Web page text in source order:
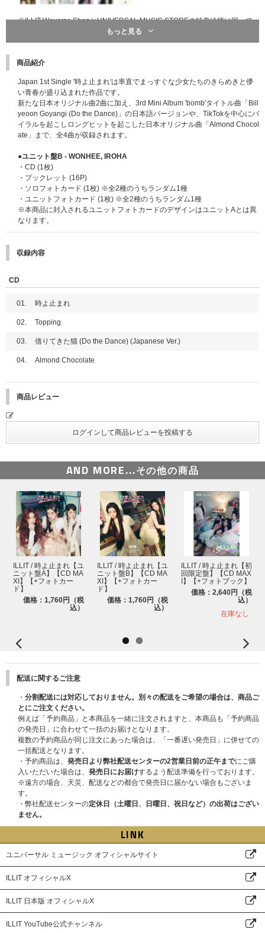
※ILLIT Weverse ShopとUNIVERSAL MUSIC STOREの特典絵柄は同一で
※フォトカードのメンバーは指定できません。
ミニトークショー&フォトタイムの後、当選したメンバーとシール交換をし
ていただくイベントです。
お客様にはシール台紙を1枚配布いたします。メンバーからシールを受け取
り台紙に貼っていただきます。
※当選メンバーはランダムです。メンバー選択はできかねます。
日程：2025年9月7日(日)
会場：千葉県某所
※「5形態セット先着予約購入者対象 メンバー全員お見送り会」イベントと
同会場です。
※開催会場・時間は当選された方にのみお伝えします。
■横浜公演記念ラッキードローイベント&「メンバー個別シール交換会」受
→「メンバー個別シール交換会」当落発表 : 2025年8月21日(木)19:00頃
■イベント応募対象商品
2025年9月3日(水)発売
ILLIT Japan 1st Single '時よ止まれ'
時よ止まれ【製造限定 キャラクターコラボ盤】【横浜公演記念ラッキ
ードロー&「メンバー個別シール交換会」対象】
個別シール交換会」対象】
ー個別シール交換会」対象】
時よ止まれ【通常盤】【横浜公演記念ラッキードロー&「メンバー個別
時よ止まれ【3形態セット】【横浜公演記念ラッキードロー&「メンバ
品にも各ストア特典及び「応募抽選用シリアルナンバー」が付きます。
※商品のお届け予定日については、各販売サイトでご注文の際にご確認くだ
さい。
■横浜公演記念ラッキードローイベント参加方法
・対象期間に対象商品販売サイトで【横浜公演記念ラッキードロー&「メン
バー個別シール交換会」対象】商品をご購入いただいた方全員に『横浜公演
限定絵柄メンバー別セルフィーフォトカード (全5種よりランダム1枚)』を
ランダムで1枚プレゼントいたします。別途応募の手続きは不要です。
・横浜公演記念ラッキードローイベント先着特典がなくなり次第、販売は終
了いたします。
・必ず【横浜公演記念ラッキードロー&「メンバー個別シール交換会」対
象】商品を選択してご購入ください。通常商品をご購入いただいた場合は対
象外になりますのでご注意ください。
・セット商品をご購入の場合は枚数分に応じた枚数をプレゼントいたしま
※横浜公演記念ラッキードローイベント先着特典の『横浜公演限定絵柄メン
バー別セルフィーフォトカード』はストア別購入特典のフォトカードとは絵
「メンバー個別シール交換会」対象】商品をご予約(ご決済完了)いただいた
分が対象です。すでにご予約済みの商品は対象外になりますので、あらかじ
めご了承ください。
※【横浜公演記念ラッキードロー&「メンバー個別シール交換会」対象】5
形態セットをご購入いただいた場合でもフォトカードはコンプリートセット
ではなくランダム5枚をプレゼントいたしますので、あらかじめご了承くだ
さい。
■その他注意事項
・お一人様何度でもご予約可能ですが、商品の販売数には限りがあります。
各ストアの上限数に達し次第、販売を終了いたします。
・商品および特典の発送は日本国内のみになります。
・お客様のご都合による長期不在・住所不明の返送品については保管義務を
負いかねます。再発送の対応はできませんので特典の権利は無効になりま
す。あらかじめご了承ください。
・横浜公演記念ラッキードローイベント先着特典を売買･譲渡することは一
切禁止です｡
がございますが、お届けの遅れを理由にしたご注文のキャンセルはお受けい
・日本オリコンランキング、Billboard Japanチャートへ反映されます。
■ 「メンバー個別シール交換会」応募方法
もっと見る
商品紹介
Japan 1st Single '時よ止まれ'は率直でまっすぐな少女たちのきらめきと儚
い青春が盛り込まれた作品です。
新たな日本オリジナル曲2曲に加え、3rd Mini Album 'bomb'タイトル曲「Bill
yeoon Goyangi (Do the Dance)」の日本語バージョンや、TikTokを中心にバ
イラルを起こしロングヒットを起こした日本オリジナル曲「Almond Chocol
ate」まで、全4曲が収録されます。
●ユニット盤B - WONHEE, IROHA
・CD (1枚)
・ブックレット (16P)
・ソロフォトカード (1枚) ※全2種のうちランダム1種
・ユニットフォトカード (1枚) ※全2種のうちランダム1種
※本商品に封入されるユニットフォトカードのデザインはユニットAとは異
なります。
収録内容
CD
01. 時よ止まれ
02. Topping
03. 借りてきた猫 (Do the Dance) (Japanese Ver.)
04. Almond Chocolate
商品レビュー
AND MORE...その他の商品
ILLIT / 時よ止まれ【ユ
ニット盤A】【CD MA
XI】【+フォトカー
ド】
価格：1,760円（税
込）
ILLIT / 時よ止まれ【ユ
ニット盤B】【CD MA
XI】【+フォトカー
ド】
価格：1,760円（税
込）
ILLIT / 時よ止まれ【初
回限定盤】【CD MAX
I】【+フォトブック】
価格：2,640円（税
込）
在庫なし
配送に関するご注意
・ 分割配送には対応しておりません。別々の配送をご希望の場合は、商品ご
とにご注文ください。
例えば「予約商品」と本商品を一緒に注文されますと、本商品も「予約商品
の発売日」に合わせて一括のお届けとなります。
複数の予約商品が同じ注文にあった場合は、「一番遅い発売日」に併せての
一括配送となります。
・予約商品は、 発売日より弊社配送センターの2営業日前の正午までにご購
入いただいた場合は、 発売日にお届けするよう配送準備を行っております。
※遠方の場合、天災、配送などの都合で発売日に届かない場合もございま
す。
・弊社配送センターの定休日（土曜日、日曜日、祝日など）の出荷はござい
ません。
LINK
ユニバーサル ミュージック オフィシャルサイト
ILLIT オフィシャルX
ILLIT 日本版 オフィシャルX
ILLIT YouTube公式チャンネル